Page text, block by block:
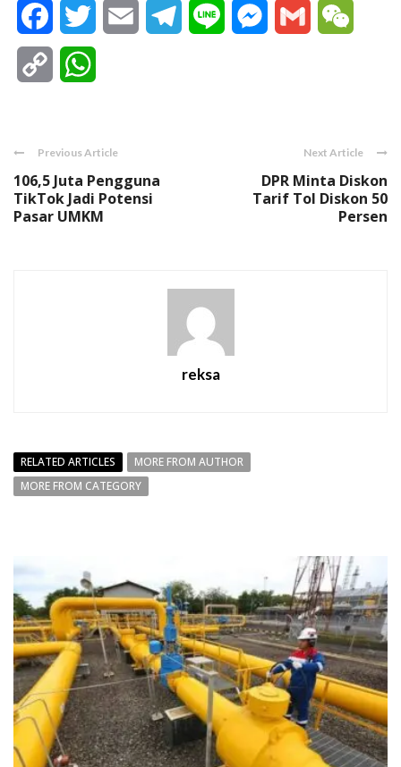
FacebookTwitter Email Telegram
Line Messenger
Gmail
Copy
Previous Article
106,5 Juta Pengguna
TikTok Jadi Potensi
Pasar UMKM
Next Article
DPR Minta Diskon
Tarif Tol Diskon 50
Persen
reksa
RELATED ARTICLES
MORE FROM AUTHOR
MORE FROM CATEGORY